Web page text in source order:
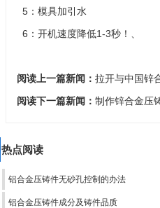
5：模具加引水
6：开机速度降低1-3秒！、
阅读上一篇新闻： 拉开与中国锌
阅读下一篇新闻： 制作锌合金压
热点阅读
铝合金压铸件无砂孔控制的办法
铝合金压铸件成分及铸件品质